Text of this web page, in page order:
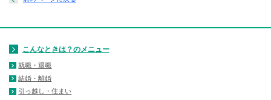
こんなときは？のメニュー
就職・退職
結婚・離婚
引っ越し・住まい